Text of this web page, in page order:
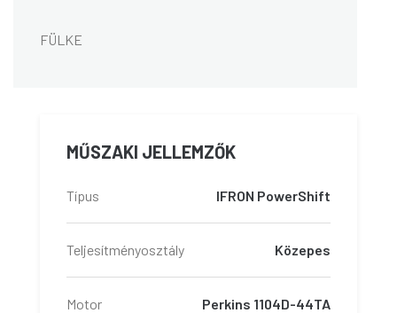
FÜLKE
MŰSZAKI JELLEMZŐK
Típus IFRON PowerShift
Teljesítményosztály Közepes
Motor Perkins 1104D-44TA